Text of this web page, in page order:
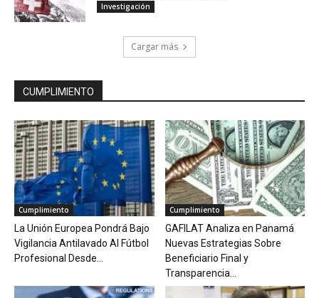
Investigación
Cargar más
CUMPLIMIENTO
Cumplimiento
La Unión Europea Pondrá Bajo
Vigilancia Antilavado Al Fútbol
Profesional Desde...
Cumplimiento
GAFILAT Analiza en Panamá
Nuevas Estrategias Sobre
Beneficiario Final y
Transparencia...